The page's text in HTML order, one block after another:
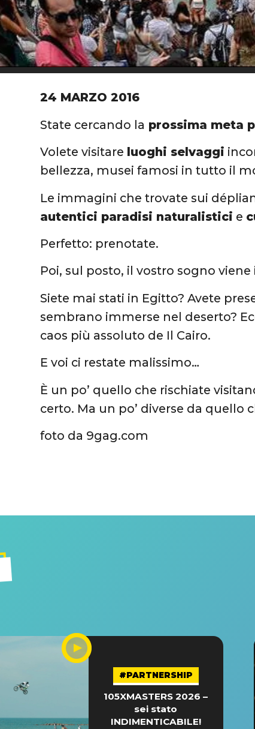
24 MARZO 2016
State cercando la prossima meta
Volete visitare luoghi selvaggi
bellezza, musei famosi in tutto il
Le immagini che trovate sui
autentici paradisi naturalistici e
Perfetto: prenotate.
Poi, sul posto, il vostro sogno
Siete mai stati in Egitto? Avete
sembrano immerse nel deserto?
caos più assoluto de Il Cairo.
E voi ci restate malissimo…
È un po’ quello che rischiate
certo. Ma un po’ diverse da quello
foto da 9gag.com
#PARTNERSHIP
105XMASTERS 2026 –
sei stato
INDIMENTICABILE!